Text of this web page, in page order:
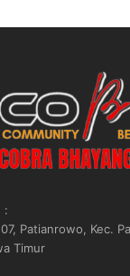
:
Patianrowo, Kec.
Timur